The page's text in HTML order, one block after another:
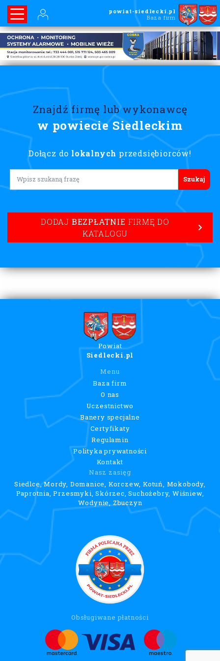
powiat-siedlecki.pl
Baza firm
Znajdź firmę lub wykonawcę
w powiecie Siedleckim
Dołącz do lokalnych przedsiębiorców!
Lorem ipsum
DODAJ BEZPŁATNIE FIRMĘ DO
KATALOGU
Powiat
Siedlecki.pl
Menu
Baza firm
O nas
Uczestnictwo
Banery specjalne
Certyfikaty
Regulamin
Polityka prywatności
Kontakt
Nasz zasięg
Siedlce, Mordy, Domanice, Korczew, Kotuń, Mokobody,
Paprotnia, Przesmyki, Skórzec, Suchożebry, Wiśniew,
Wodynie, Zbuczyn
Obsługiwane płatności